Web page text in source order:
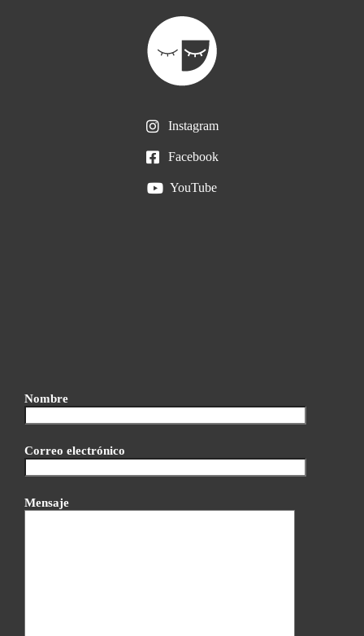
Instagram
Facebook
YouTube
Nombre
Correo electrónico
Mensaje